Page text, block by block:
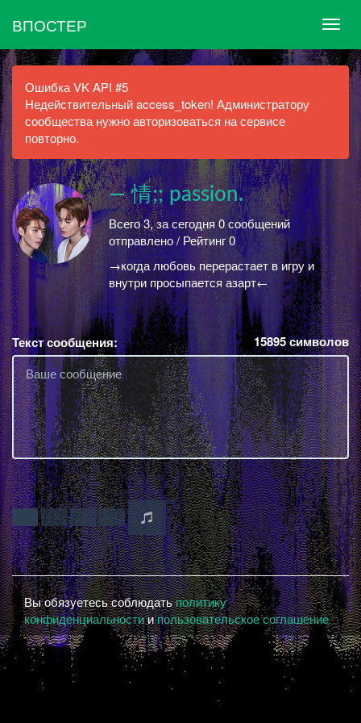
ВПОСТЕР
Ошибка VK API #5
Недействительный access_token! Администратору
сообщества нужно авторизоваться на сервисе
повторно.
— 情;; passion.
Всего 3, за сегодня 0 сообщений
отправлено / Рейтинг 0
→когда любовь перерастает в игру и
внутри просыпается азарт←
Текст сообщения: 15895символов
Вы обязуетесь соблюдатьполитику
конфиденциальностиипользовательское соглашение